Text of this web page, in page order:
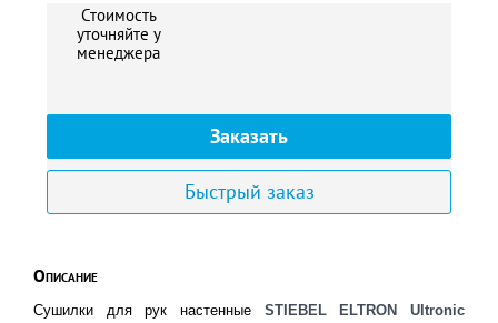
Стоимость
уточняйте у
менеджера
Заказать
Быстрый заказ
Описание
Сушилки для рук настенные STIEBEL ELTRON Ultronic